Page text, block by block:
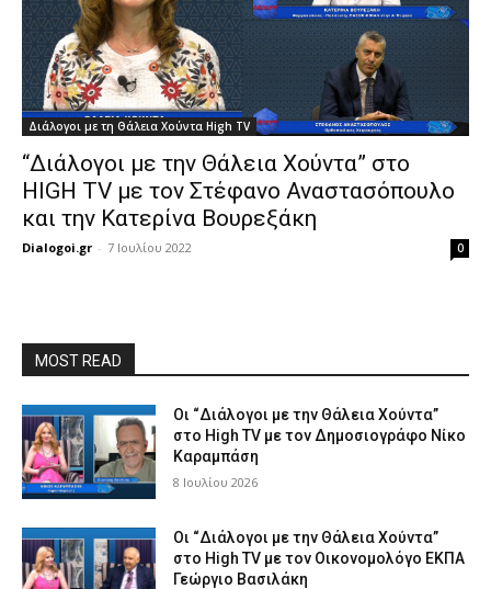
Διάλογοι με τη Θάλεια Χούντα High TV
“Διάλογοι με την Θάλεια Χούντα” στο
HIGH TV με τον Στέφανο Αναστασόπουλο
και την Κατερίνα Βουρεξάκη
Dialogoi.gr - 7 Ιουλίου 2022 0
MOST READ
Οι “Διάλογοι με την Θάλεια Χούντα”
στο High TV με τον Δημοσιογράφο Νίκο
Καραμπάση
8 Ιουλίου 2026
Οι “Διάλογοι με την Θάλεια Χούντα”
στο High TV με τον Οικονομολόγο ΕΚΠΑ
Γεώργιο Βασιλάκη